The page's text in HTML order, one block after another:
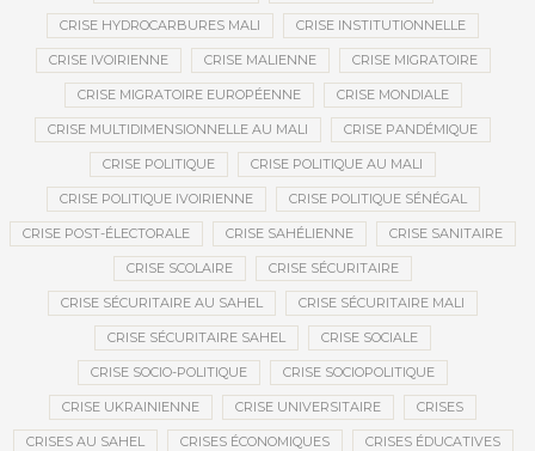
CRISE HYDROCARBURES MALI CRISE INSTITUTIONNELLE
CRISE IVOIRIENNE CRISE MALIENNE CRISE MIGRATOIRE
CRISE MIGRATOIRE EUROPÉENNE CRISE MONDIALE
CRISE MULTIDIMENSIONNELLE AU MALI CRISE PANDÉMIQUE
CRISE POLITIQUE CRISE POLITIQUE AU MALI
CRISE POLITIQUE IVOIRIENNE CRISE POLITIQUE SÉNÉGAL
CRISE POST-ÉLECTORALE CRISE SAHÉLIENNE CRISE SANITAIRE
CRISE SCOLAIRE CRISE SÉCURITAIRE
CRISE SÉCURITAIRE AU SAHEL CRISE SÉCURITAIRE MALI
CRISE SÉCURITAIRE SAHEL CRISE SOCIALE
CRISE SOCIO-POLITIQUE CRISE SOCIOPOLITIQUE
CRISE UKRAINIENNE CRISE UNIVERSITAIRE CRISES
CRISES AU SAHEL CRISES ÉCONOMIQUES CRISES ÉDUCATIVES